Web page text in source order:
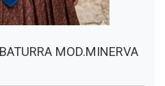
MOD.MINERVA